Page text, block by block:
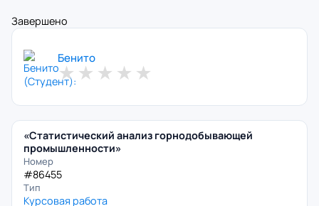
Завершено
Бенито
★ ★ ★ ★ ★
«Статистический анализ горнодобывающей
промышленности»
Номер
#86455
Тип
Курсовая работа